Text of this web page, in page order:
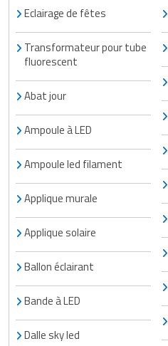
Eclairage de fêtes
Transformateur pour tube
fluorescent
Abat jour
Ampoule à LED
Ampoule led filament
Applique murale
Applique solaire
Ballon éclairant
Bande à LED
Dalle sky led